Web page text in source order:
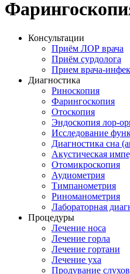
Консультации
Приём ЛОР врача
Приём сурдолога
Прием врача-
Диагностика
Риноскопия
Фарингоскопия
Отоскопия
Эндоскопия лор-
Исследование
Диагностика сна
Акустическая
Отомикроскопия
Аудиометрия
Тимпанометрия
Риноманометрия
Лабораторная
Процедуры
Лечение носа
Лечение горла
Лечение гортани
Лечение уха
Продувание